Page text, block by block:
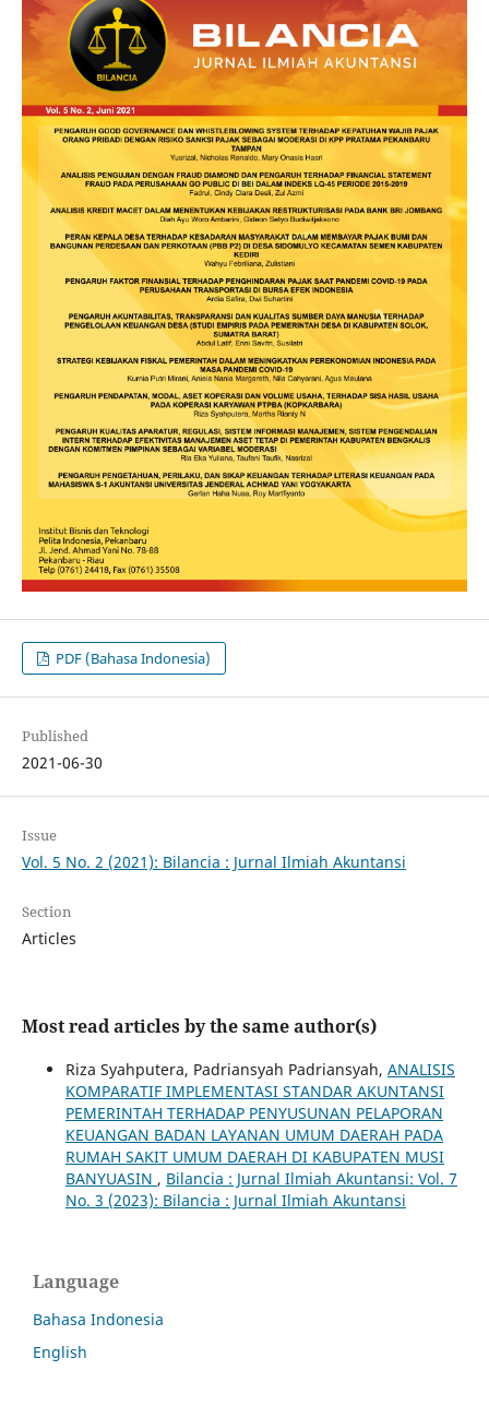
PDF (Bahasa Indonesia)
Published
2021-06-30
Issue
Vol. 5 No. 2 (2021): Bilancia : Jurnal Ilmiah Akuntansi
Section
Articles
Most read articles by the same author(s)
Riza Syahputera, Padriansyah Padriansyah, ANALISIS
KOMPARATIF IMPLEMENTASI STANDAR AKUNTANSI
PEMERINTAH TERHADAP PENYUSUNAN PELAPORAN
KEUANGAN BADAN LAYANAN UMUM DAERAH PADA
RUMAH SAKIT UMUM DAERAH DI KABUPATEN MUSI
BANYUASIN , Bilancia : Jurnal Ilmiah Akuntansi: Vol. 7
No. 3 (2023): Bilancia : Jurnal Ilmiah Akuntansi
Language
Bahasa Indonesia
English